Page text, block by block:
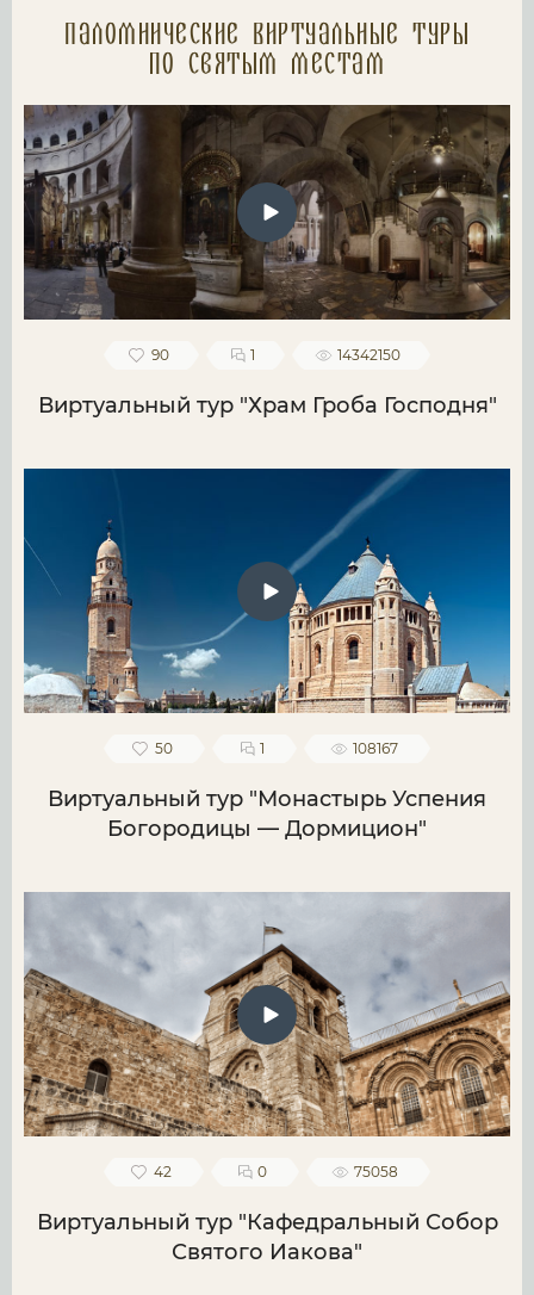
Паломнические Виртуальные туры
по святым местам
90 1 14342150
Виртуальный тур "Храм Гроба Господня"
50 1 108167
Виртуальный тур "Монастырь Успения
Богородицы — Дормицион"
42 0 75058
Виртуальный тур "Кафедральный Собор
Святого Иакова"